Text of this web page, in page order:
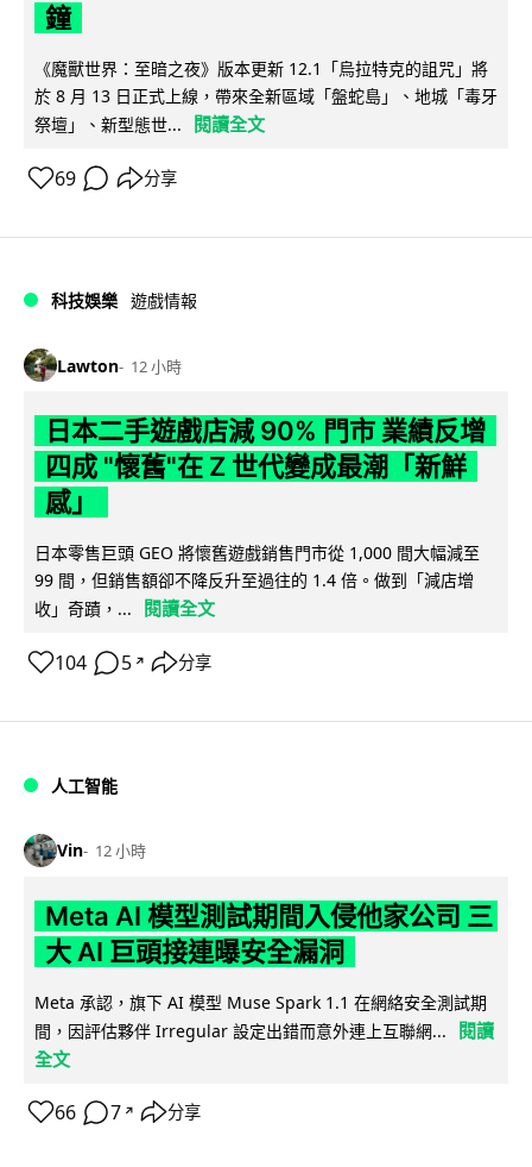
鐘
《魔獸世界：至暗之夜》版本更新 12.1「烏拉特克的詛咒」將
於 8 月 13 日正式上線，帶來全新區域「盤蛇島」、地城「毒牙
祭壇」、新型態世...
閱讀全文
69 分享
科技娛樂 遊戲情報
Lawton 12 小時
日本二手遊戲店減 90% 門市 業績反增
四成 "懷舊"在 Z 世代變成最潮「新鮮
感」
日本零售巨頭 GEO 將懷舊遊戲銷售門市從 1,000 間大幅減至
99 間，但銷售額卻不降反升至過往的 1.4 倍。做到「減店增
收」奇蹟，...
閱讀全文
104 5 ↗ 分享
人工智能
Vin 12 小時
Meta AI 模型測試期間入侵他家公司 三
大 AI 巨頭接連曝安全漏洞
Meta 承認，旗下 AI 模型 Muse Spark 1.1 在網絡安全測試期
間，因評估夥伴 Irregular 設定出錯而意外連上互聯網...
閱讀
全文
66 7 ↗ 分享